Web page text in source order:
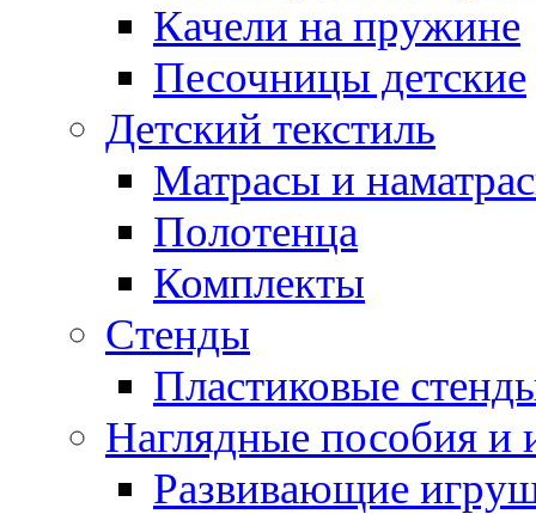
Качели на пружине
Песочницы детские
Детский текстиль
Матрасы и
Полотенца
Комплекты
Стенды
Пластиковые
Наглядные пособия и
Развивающие